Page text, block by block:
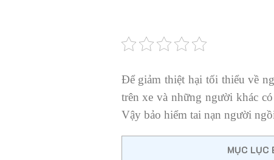
Để giảm thiệt hại tối thiểu về
trên xe và những người khác
Vậy bảo hiểm tai nạn người
MỤC LỤC